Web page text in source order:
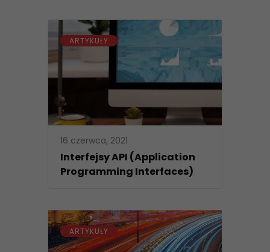
ARTYKUŁY
16 czerwca, 2021
Interfejsy API (Application
Programming Interfaces)
ARTYKUŁY